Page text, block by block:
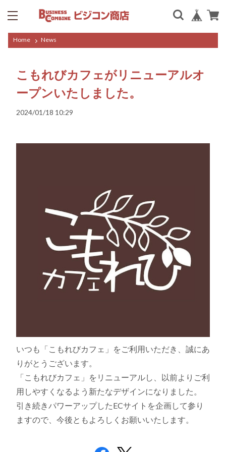
Home News
こもれびカフェがリニューアルオ
ープンいたしました。
2024/01/18 10:29
いつも「こもれびカフェ」をご利用いただき、誠にあ
りがとうございます。
「こもれびカフェ」をリニューアルし、以前よりご利
用しやすくなるよう新たなデザインになりました。
引き続きパワーアップしたECサイトを企画して参り
ますので、今後ともよろしくお願いいたします。